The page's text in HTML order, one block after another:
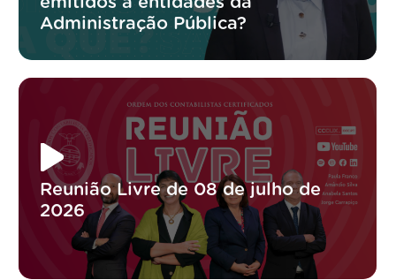
Administração Pública?
Reunião Livre de 08 de julho de
2026